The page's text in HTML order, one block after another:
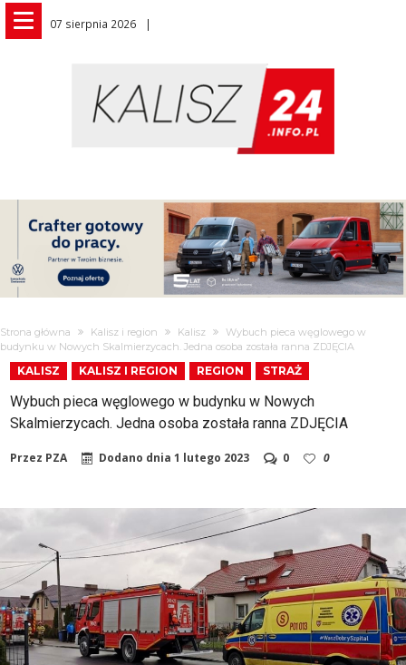
07 sierpnia 2026
Strona główna Kalisz i region Kalisz
Wybuch pieca węglowego w
budynku w Nowych Skalmierzycach. Jedna osoba została ranna ZDJĘCIA
KALISZ KALISZ I REGION REGION STRAŻ
Wybuch pieca węglowego w budynku w Nowych
Skalmierzycach. Jedna osoba została ranna ZDJĘCIA
Przez PZA Dodano dnia1 lutego 2023 0 0